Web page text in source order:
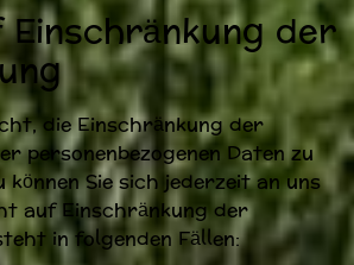
der
die Einschränkung der
personenbezogenen Daten zu
Sie sich jederzeit an uns
auf Einschränkung der
in folgenden Fällen: